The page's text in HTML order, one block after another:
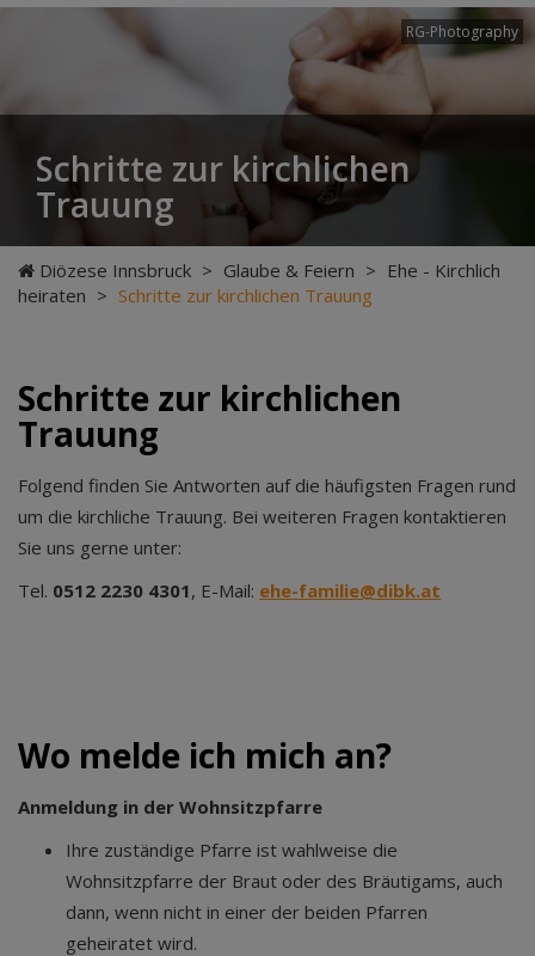
RG-Photography
Schritte zur kirchlichen
Trauung
Diözese Innsbruck > Glaube & Feiern > Ehe - Kirchlich
heiraten > Schritte zur kirchlichen Trauung
Schritte zur kirchlichen
Trauung
Folgend finden Sie Antworten auf die häufigsten Fragen rund
um die kirchliche Trauung. Bei weiteren Fragen kontaktieren
Sie uns gerne unter:
Tel. 0512 2230 4301, E-Mail: ehe-familie@dibk.at
Wo melde ich mich an?
Anmeldung in der Wohnsitzpfarre
Ihre zuständige Pfarre ist wahlweise die
Wohnsitzpfarre der Braut oder des Bräutigams, auch
dann, wenn nicht in einer der beiden Pfarren
geheiratet wird.